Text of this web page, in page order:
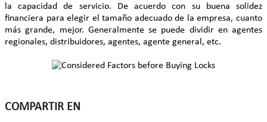
la capacidad de servicio. De acuerdo con su buena solidez
financiera para elegir el tamaño adecuado de la empresa, cuanto
más grande, mejor. Generalmente se puede dividir en agentes
regionales, distribuidores, agentes, agente general, etc.
COMPARTIR EN